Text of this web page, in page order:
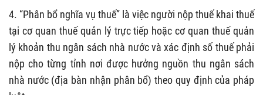
4. “Phân bổ nghĩa vụ thuế” là việc người nộp thuế khai thuế
tại cơ quan thuế quản lý trực tiếp hoặc cơ quan thuế quản
lý khoản thu ngân sách nhà nước và xác định số thuế phải
nộp cho từng tỉnh nơi được hưởng nguồn thu ngân sách
nhà nước (địa bàn nhận phân bổ) theo quy định của pháp